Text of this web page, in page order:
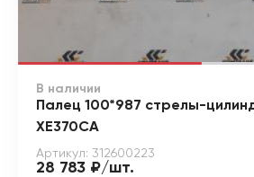
В наличии
Палец 100*987 стрелы-
XE370CA
Артикул: 312600223
28 783 ₽/шт.